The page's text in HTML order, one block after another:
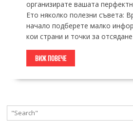
организирате вашата
Ето няколко полезни съвета:
начало подберете малко
кои страни и точки за
ВИЖ ПОВЕЧЕ